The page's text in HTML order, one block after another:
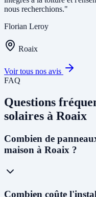
nous recherchions."
Florian Leroy
Roaix
Voir tous nos avis
FAQ
Questions
solaires à Roaix
Combien de
maison à Roaix ?
Pour une maison
Combien coûte